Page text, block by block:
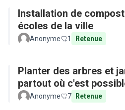
Installation de
écoles de la ville
Anonyme 1 Retenue
Planter des arbres et
partout où c'est
Anonyme 7 Retenue